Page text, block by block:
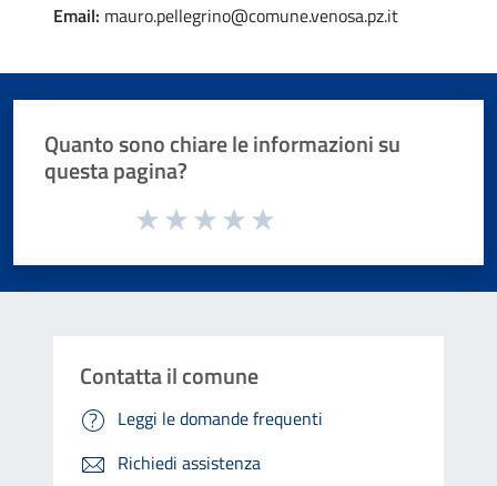
Email: mauro.pellegrino@comune.venosa.pz.it
Quanto sono chiare le informazioni su
questa pagina?
Valuta da 1 a 5 stelle la pagina
Contatta il comune
Leggi le domande frequenti
Richiedi assistenza